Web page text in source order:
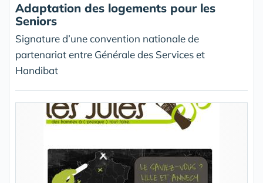
Adaptation des logements pour les
Seniors
Signature d’une convention nationale de
partenariat entre Générale des Services et
Handibat